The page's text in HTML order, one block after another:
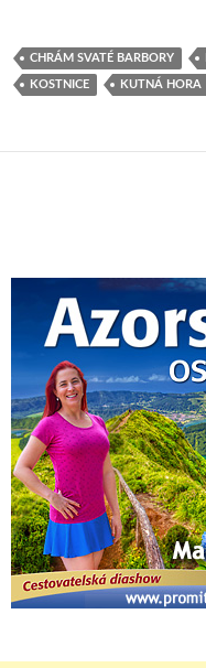
CHRÁM SVATÉ BARBORY
KOSTNICE KUTNÁ HORA